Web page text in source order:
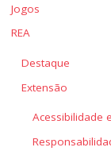
Jogos
REA
Destaque
Extensão
Acessibilidade